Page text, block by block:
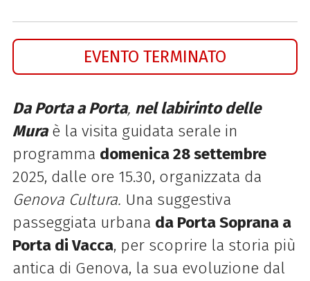
EVENTO TERMINATO
Da Porta a Porta, nel labirinto delle
Muraè la visita guidata serale in
programma domenica 28 settembre
2025, dalle ore 15.30, organizzata da
Genova Cultura. Una suggestiva
passeggiata urbana da Porta Soprana a
Porta di Vacca, per scoprire la storia più
antica di Genova, la sua evoluzione dal